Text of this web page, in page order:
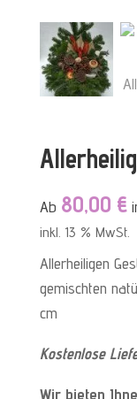
Ab 80,00 €
inkl. 13 % MwSt.
Allerheiligen
gemischten
cm
Kostenlose
Wir bieten